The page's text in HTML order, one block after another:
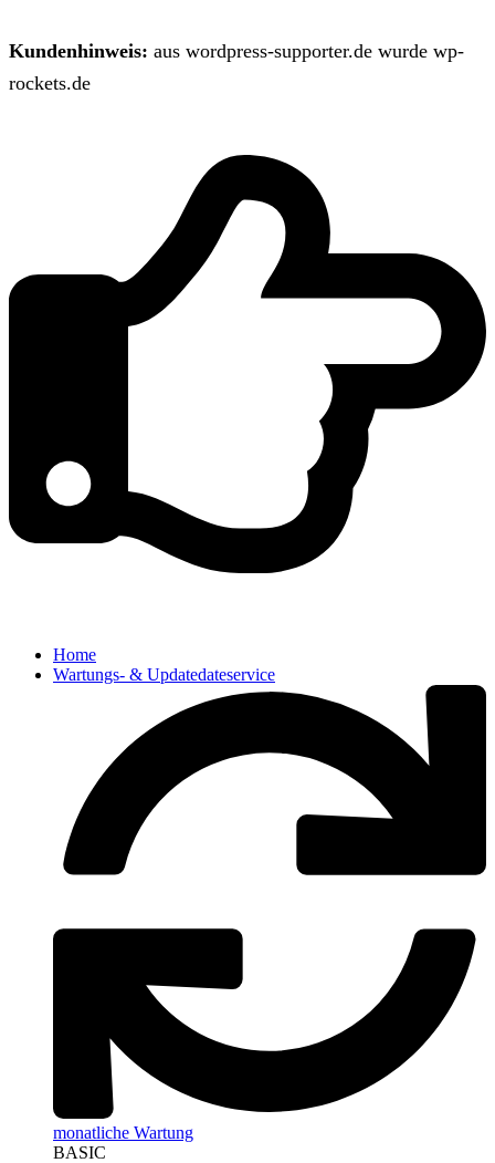
Kundenhinweis: aus wordpress-supporter.de wurde wp-
rockets.de
Home
Wartungs- & Updatedateservice
monatliche Wartung
BASIC